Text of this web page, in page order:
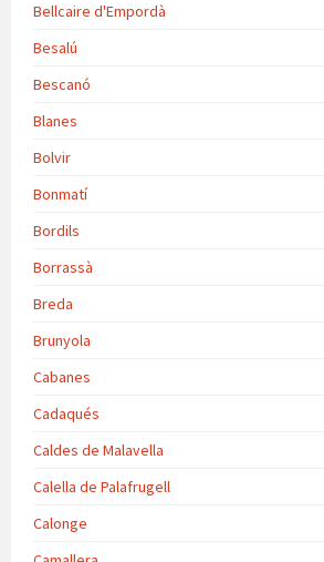
Bellcaire d'Empordà
Besalú
Bescanó
Blanes
Bolvir
Bonmatí
Bordils
Borrassà
Breda
Brunyola
Cabanes
Cadaqués
Caldes de Malavella
Calella de Palafrugell
Calonge